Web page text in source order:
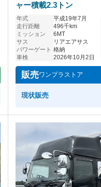
ャー積載2.3トン
年式
平成19年7月
走行距離
496千km
ミッション
6MT
サス
リアエアサス
パワーゲート 格納
車検
2026年10月2日
販売ワンプラストア
現状販売